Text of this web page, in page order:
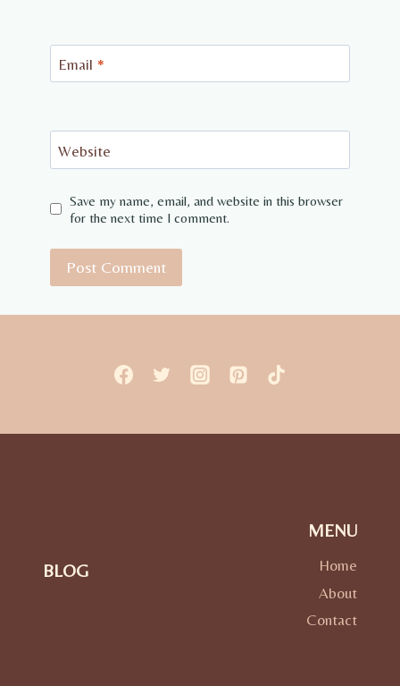
Email *
Website
Save my name, email, and website in this browser
for the next time I comment.
BLOG
MENU
Home
About
Contact